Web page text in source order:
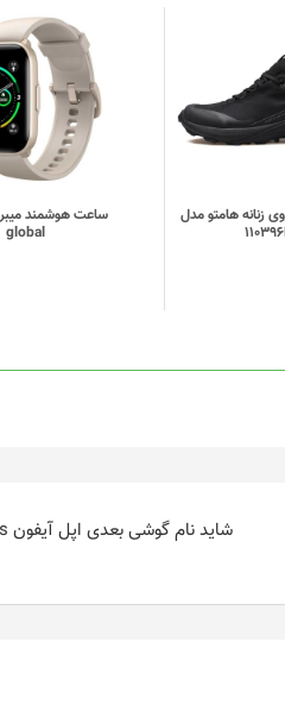
زنانه هامتو مدل
محصول
دارای
انواع
مختلفی
گزینه
ها
محصول
global
ها
شاید نام گوشی بعدی اپل آیفون 12s باشد